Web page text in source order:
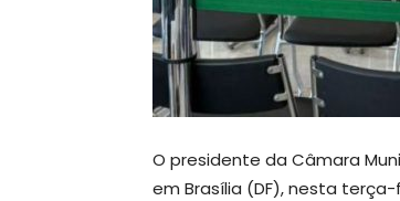
O presidente da Câmara
em Brasília (DF), nesta